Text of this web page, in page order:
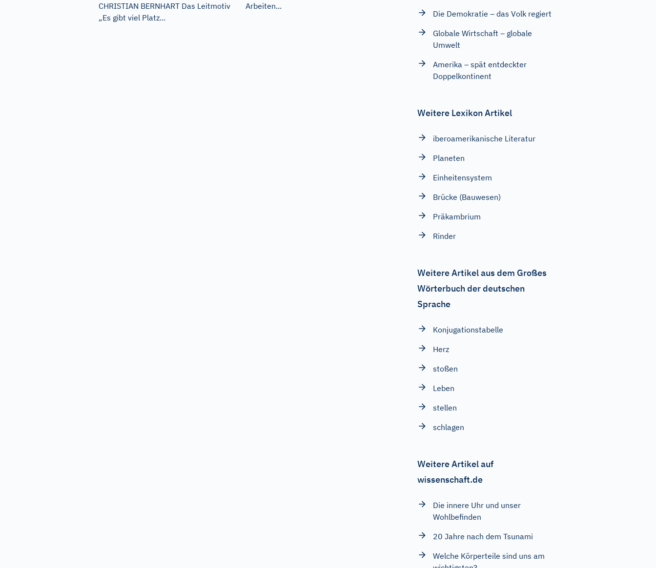
CHRISTIAN BERNHART Das Leitmotiv
„Es gibt viel Platz...
Arbeiten...
Die Demokratie – das Volk regiert
Globale Wirtschaft – globale
Umwelt
Amerika – spät entdeckter
Doppelkontinent
Weitere Lexikon Artikel
iberoamerikanische Literatur
Planeten
Einheitensystem
Brücke (Bauwesen)
Präkambrium
Rinder
Weitere Artikel aus dem Großes
Wörterbuch der deutschen
Sprache
Konjugationstabelle
Herz
stoßen
Leben
stellen
schlagen
Weitere Artikel auf
wissenschaft.de
Die innere Uhr und unser
Wohlbefinden
20 Jahre nach dem Tsunami
Welche Körperteile sind uns am